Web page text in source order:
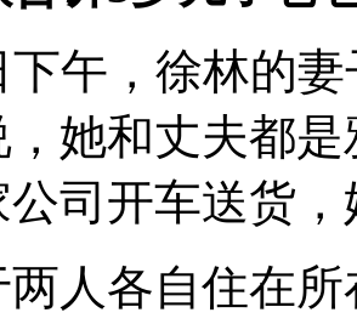
，徐林的妻
她和丈夫都
公司开车送货
各自住在所